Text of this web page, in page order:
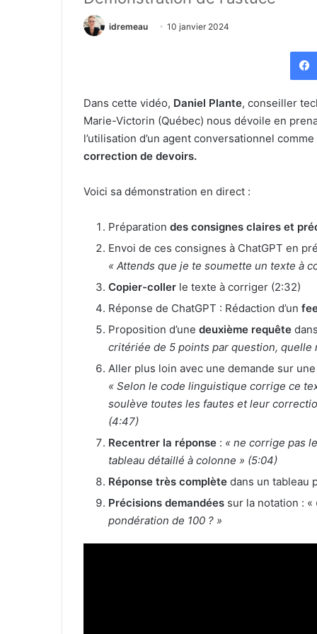
idremeau 10 janvier 2024
Dans cette vidéo, Daniel Plante, conseiller
Marie-Victorin (Québec) nous dévoile en
l’utilisation d’un agent conversationnel
correction de devoirs.
Voici sa démonstration en direct :
Préparation des consignes claires et
Envoi de ces consignes à ChatGPT en
« Attends que je te soumette un texte à
Copier-coller le texte à corriger (2:32)
Réponse de ChatGPT : Rédaction d’un
Proposition d’une deuxième requête
critériée de 5 points par question, quelle
Aller plus loin avec une demande sur
« Selon le code linguistique corrige ce
soulève toutes les fautes et leur
(4:47)
Recentrer la réponse : « ne corrige pas
tableau détaillé à colonne » (5:04)
Réponse très complète dans un tableau
Précisions demandées sur la notation : «
pondération de 100 ? »